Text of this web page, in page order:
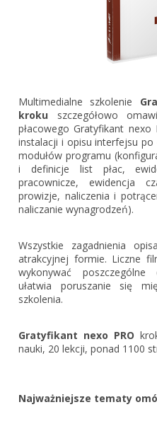
Gestor nexo PRO krok po
KSeF w Subiekcie GT
KSeF w Subiekcie nexo/
Portal Dokumentów z
Portal Dokumentów z
rachunkowych
Logowanie do
Login
Hasło
Zapomniałem hasła
Nie masz konta
Multimedialne szkolenie
kroku szczegółowo
płacowego Gratyfikant
instalacji i opisu interfejsu po
modułów programu
i definicje list płac,
pracownicze, ewidencja
prowizje, naliczenia i
naliczanie wynagrodzeń).
Wszystkie zagadnienia
atrakcyjnej formie. Liczne
wykonywać poszczególne
ułatwia poruszanie się
szkolenia.
Gratyfikant nexo PRO
nauki, 20 lekcji, ponad 1100
Najważniejsze tematy